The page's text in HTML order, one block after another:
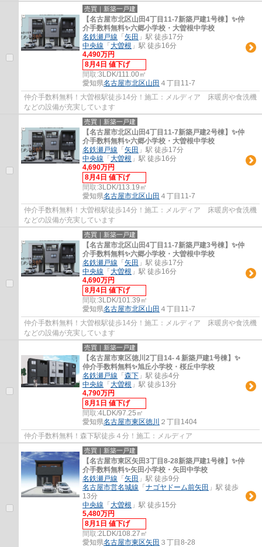
売買｜新築一戸建
【名古屋市北区山田4丁目11-7新築戸建1号棟】✨️仲
介手数料無料✨️六郷小学校・大曽根中学校
名鉄瀬戸線 「 矢田 」駅 徒歩17分
中央線 「 大曽根 」駅 徒歩16分
4,490万円
8月4日 値下げ
間取:3LDK/111.00㎡
愛知県名古屋市北区山田 ４丁目11-7
仲介手数料無料！大曽根駅徒歩14分！施工：メルディア 床暖房や食洗機
などの設備が充実しています
売買｜新築一戸建
【名古屋市北区山田4丁目11-7新築戸建2号棟】✨️仲
介手数料無料✨️六郷小学校・大曽根中学校
名鉄瀬戸線 「 矢田 」駅 徒歩17分
中央線 「 大曽根 」駅 徒歩16分
4,690万円
8月4日 値下げ
間取:3LDK/113.19㎡
愛知県名古屋市北区山田 ４丁目11-7
仲介手数料無料！大曽根駅徒歩14分！施工：メルディア 床暖房や食洗機
などの設備が充実しています
売買｜新築一戸建
【名古屋市北区山田4丁目11-7新築戸建3号棟】✨️仲
介手数料無料✨️六郷小学校・大曽根中学校
名鉄瀬戸線 「 矢田 」駅 徒歩17分
中央線 「 大曽根 」駅 徒歩16分
4,690万円
8月4日 値下げ
間取:3LDK/101.39㎡
愛知県名古屋市北区山田 ４丁目11-7
仲介手数料無料！大曽根駅徒歩14分！施工：メルディア 床暖房や食洗機
などの設備が充実しています
売買｜新築一戸建
【名古屋市東区徳川2丁目14-４新築戸建1号棟】✨️
仲介手数料無料✨️旭丘小学校・桜丘中学校
名鉄瀬戸線 「 森下 」駅 徒歩4分
中央線 「 大曽根 」駅 徒歩13分
4,790万円
8月1日 値下げ
間取:4LDK/97.25㎡
愛知県名古屋市東区徳川 ２丁目1404
仲介手数料無料！森下駅徒歩４分！施工：メルディア
売買｜新築一戸建
【名古屋市東区矢田3丁目8-28新築戸建1号棟】✨️仲
介手数料無料✨️矢田小学校・矢田中学校
名鉄瀬戸線 「 矢田 」駅 徒歩9分
名古屋市営名城線 「 ナゴヤドーム前矢田 」駅 徒歩
13分
中央線 「 大曽根 」駅 徒歩15分
5,480万円
8月1日 値下げ
間取:2LDK/108.27㎡
愛知県名古屋市東区矢田 ３丁目8-28